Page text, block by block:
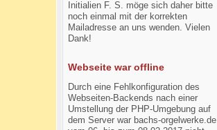
Initialien F. S. möge sich daher bitte
noch einmal mit der korrekten
Mailadresse an uns wenden. Vielen
Dank!
Webseite war offline
Durch eine Fehlkonfiguration des
Webseiten-Backends nach einer
Umstellung der PHP-Umgebung auf
dem Server war bachs-orgelwerke.de